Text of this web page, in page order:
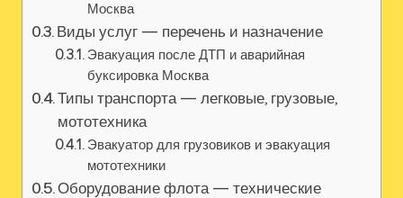
Москва
Виды услуг — перечень и назначение
Эвакуация после ДТП и аварийная
буксировка Москва
Типы транспорта — легковые, грузовые,
мототехника
Эвакуатор для грузовиков и эвакуация
мототехники
Оборудование флота — технические